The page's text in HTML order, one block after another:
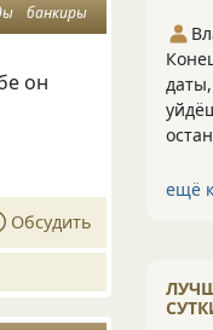
банкиры
он
Обсудить
ещё